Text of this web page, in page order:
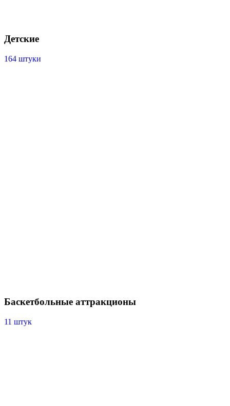
Детские
164 штуки
Баскетбольные аттракционы
11 штук